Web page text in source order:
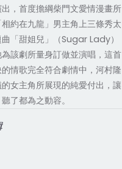
，首度擔綱柴門文愛情漫畫所
約在九龍」男主角上三條秀太
「甜姐兒」（Sugar Lady）
該劇所量身訂做並演唱，這首
情歌完全符合劇情中，河村隆
女主角所展現的純愛付出，讓
了都為之動容。